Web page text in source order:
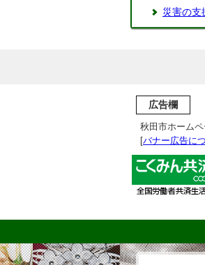
災害の支
広告欄
秋田市ホーム
[バナー広告に